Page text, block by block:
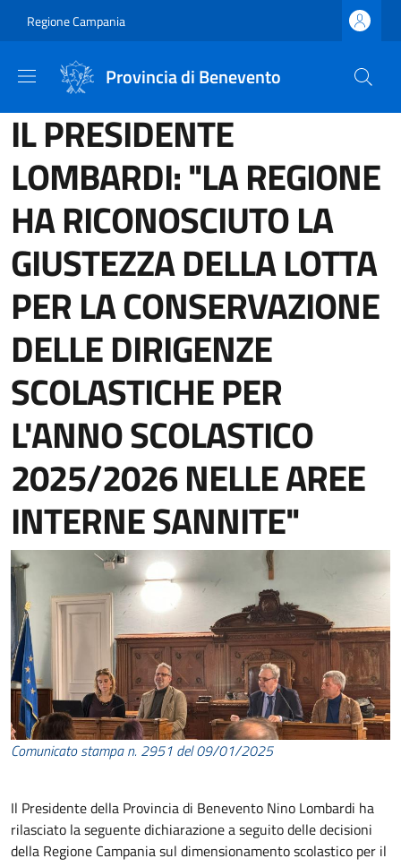
Regione Campania
Provincia di Benevento
IL PRESIDENTE
LOMBARDI: "LA REGIONE
HA RICONOSCIUTO LA
GIUSTEZZA DELLA LOTTA
PER LA CONSERVAZIONE
DELLE DIRIGENZE
SCOLASTICHE PER
L'ANNO SCOLASTICO
2025/2026 NELLE AREE
INTERNE SANNITE"
Comunicato stampa n. 2951 del 09/01/2025
Il Presidente della Provincia di Benevento Nino Lombardi ha
rilasciato la seguente dichiarazione a seguito delle decisioni
della Regione Campania sul dimensionamento scolastico per il